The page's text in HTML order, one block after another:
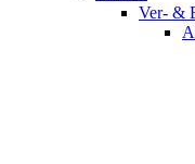
Ver- &